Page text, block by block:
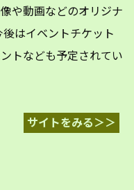
や動画などのオリジナ
はイベントチケット
トなども予定されてい
サイトをみる＞＞